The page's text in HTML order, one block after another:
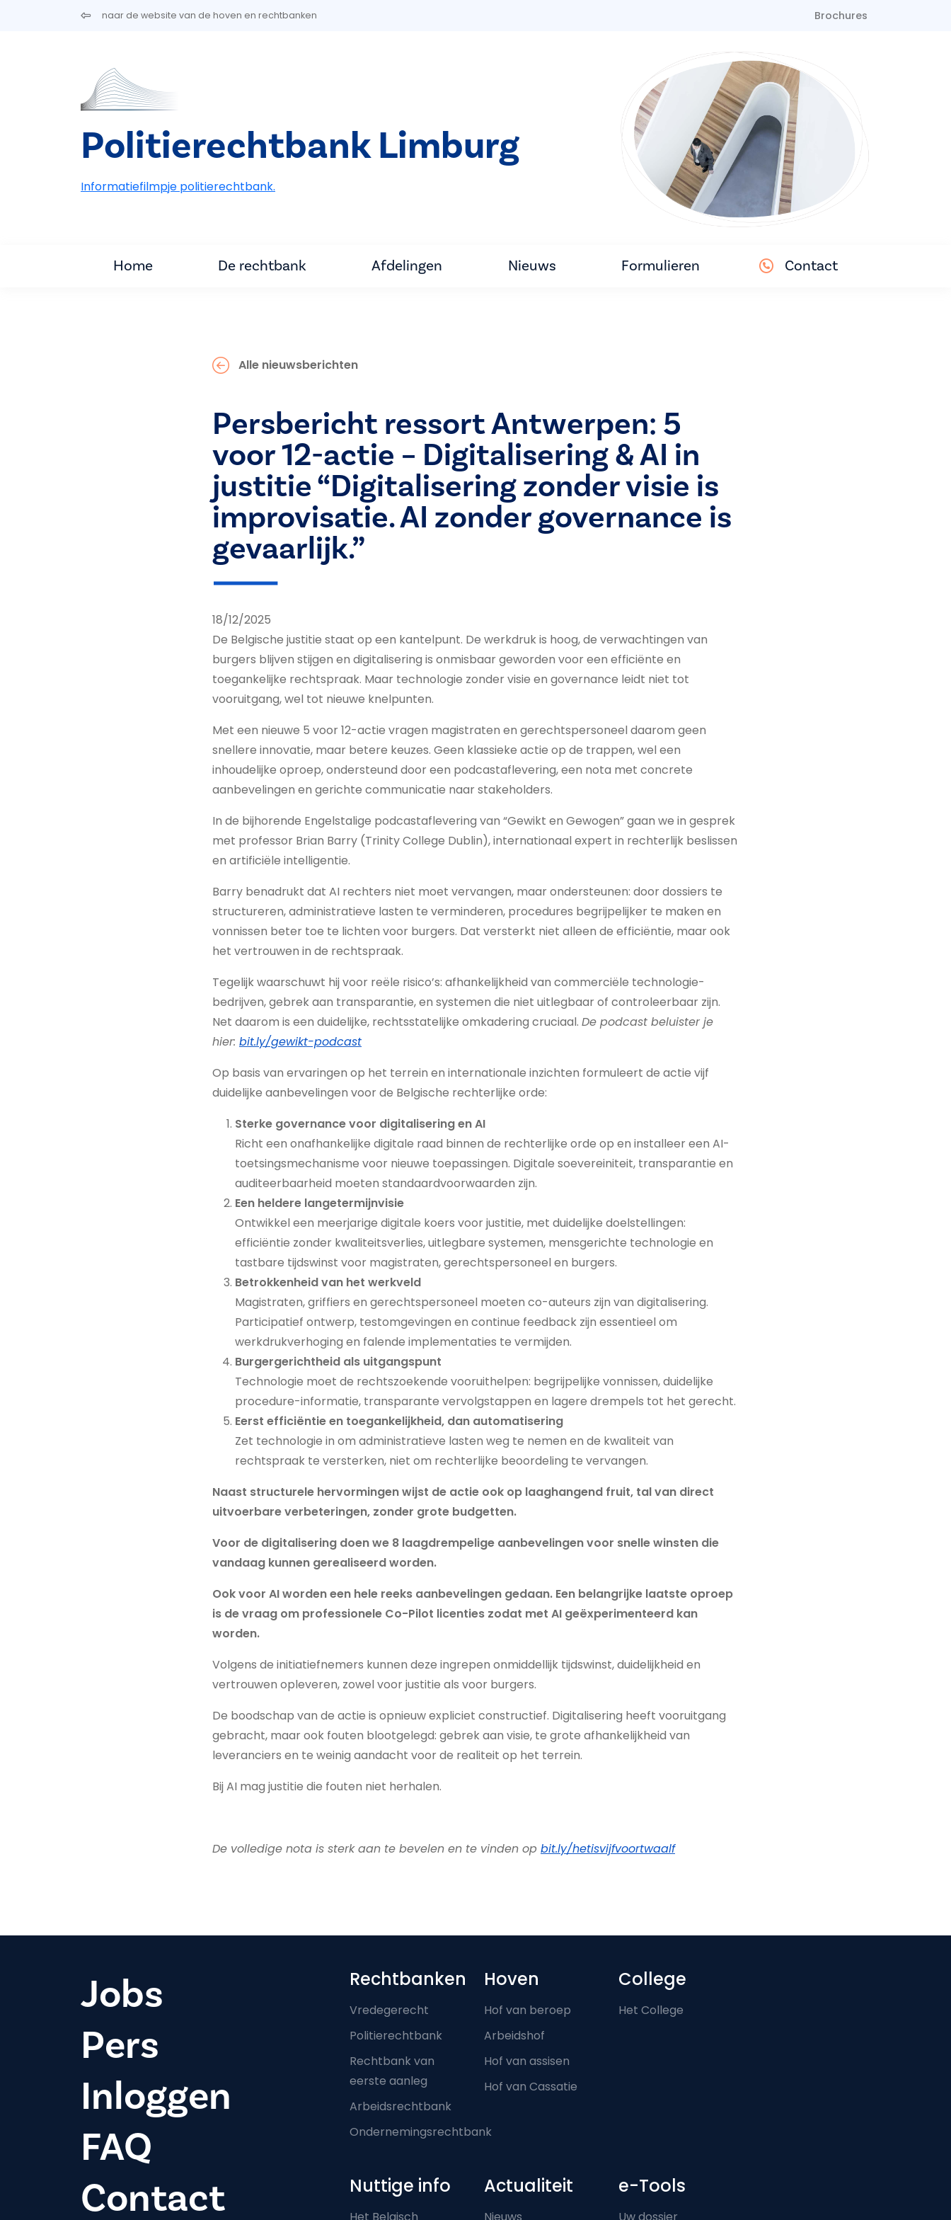
Overslaan en naar de inhoud gaannaar de website van de hoven en rechtbanken Brochures
Politierechtbank Limburg
Informatiefilmpje politierechtbank.
Home De rechtbank Afdelingen Nieuws Formulieren Contact
Alle nieuwsberichten
Persbericht ressort Antwerpen: 5
voor 12-actie – Digitalisering & AI in
justitie “Digitalisering zonder visie is
improvisatie. AI zonder governance is
gevaarlijk.”
18/12/2025
De Belgische justitie staat op een kantelpunt. De werkdruk is hoog, de verwachtingen van
burgers blijven stijgen en digitalisering is onmisbaar geworden voor een efficiënte en
toegankelijke rechtspraak. Maar technologie zonder visie en governance leidt niet tot
vooruitgang, wel tot nieuwe knelpunten.
Met een nieuwe 5 voor 12-actie vragen magistraten en gerechtspersoneel daarom geen
snellere innovatie, maar betere keuzes. Geen klassieke actie op de trappen, wel een
inhoudelijke oproep, ondersteund door een podcastaflevering, een nota met concrete
aanbevelingen en gerichte communicatie naar stakeholders.
In de bijhorende Engelstalige podcastaflevering van “Gewikt en Gewogen” gaan we in gesprek
met professor Brian Barry (Trinity College Dublin), internationaal expert in rechterlijk beslissen
en artificiële intelligentie.
Barry benadrukt dat AI rechters niet moet vervangen, maar ondersteunen: door dossiers te
structureren, administratieve lasten te verminderen, procedures begrijpelijker te maken en
vonnissen beter toe te lichten voor burgers. Dat versterkt niet alleen de efficiëntie, maar ook
het vertrouwen in de rechtspraak.
Tegelijk waarschuwt hij voor reële risico’s: afhankelijkheid van commerciële technologie-
bedrijven, gebrek aan transparantie, en systemen die niet uitlegbaar of controleerbaar zijn.
Net daarom is een duidelijke, rechtsstatelijke omkadering cruciaal. De podcast beluister je
hier: bit.ly/gewikt-podcast
Op basis van ervaringen op het terrein en internationale inzichten formuleert de actie vijf
duidelijke aanbevelingen voor de Belgische rechterlijke orde:
Sterke governance voor digitalisering en AI
Richt een onafhankelijke digitale raad binnen de rechterlijke orde op en installeer een AI-
toetsingsmechanisme voor nieuwe toepassingen. Digitale soevereiniteit, transparantie en
auditeerbaarheid moeten standaardvoorwaarden zijn.
Een heldere langetermijnvisie
Ontwikkel een meerjarige digitale koers voor justitie, met duidelijke doelstellingen:
efficiëntie zonder kwaliteitsverlies, uitlegbare systemen, mensgerichte technologie en
tastbare tijdswinst voor magistraten, gerechtspersoneel en burgers.
Betrokkenheid van het werkveld
Magistraten, griffiers en gerechtspersoneel moeten co-auteurs zijn van digitalisering.
Participatief ontwerp, testomgevingen en continue feedback zijn essentieel om
werkdrukverhoging en falende implementaties te vermijden.
Burgergerichtheid als uitgangspunt
Technologie moet de rechtszoekende vooruithelpen: begrijpelijke vonnissen, duidelijke
procedure-informatie, transparante vervolgstappen en lagere drempels tot het gerecht.
Eerst efficiëntie en toegankelijkheid, dan automatisering
Zet technologie in om administratieve lasten weg te nemen en de kwaliteit van
rechtspraak te versterken, niet om rechterlijke beoordeling te vervangen.
Naast structurele hervormingen wijst de actie ook op laaghangend fruit, tal van direct
uitvoerbare verbeteringen, zonder grote budgetten.
Voor de digitalisering doen we 8 laagdrempelige aanbevelingen voor snelle winsten die
vandaag kunnen gerealiseerd worden.
Ook voor AI worden een hele reeks aanbevelingen gedaan. Een belangrijke laatste oproep
is de vraag om professionele Co-Pilot licenties zodat met AI geëxperimenteerd kan
worden.
Volgens de initiatiefnemers kunnen deze ingrepen onmiddellijk tijdswinst, duidelijkheid en
vertrouwen opleveren, zowel voor justitie als voor burgers.
De boodschap van de actie is opnieuw expliciet constructief. Digitalisering heeft vooruitgang
gebracht, maar ook fouten blootgelegd: gebrek aan visie, te grote afhankelijkheid van
leveranciers en te weinig aandacht voor de realiteit op het terrein.
Bij AI mag justitie die fouten niet herhalen.
De volledige nota is sterk aan te bevelen en te vinden op bit.ly/hetisvijfvoortwaalf
Jobs
Pers
Inloggen
FAQ
Contact
Footer-menu
Rechtbanken
Vredegerecht
Politierechtbank
Rechtbank van
eerste aanleg
Arbeidsrechtbank
Ondernemingsrechtbank
Hoven
Hof van beroep
Arbeidshof
Hof van assisen
Hof van Cassatie
College
Het College
Nuttige info Actualiteit e-Tools